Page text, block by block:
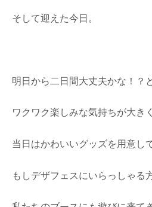
そして迎えた今日。
明日から二日間大丈夫かな！？
ワクワク楽しみな気持ちが大き
当日はかわいいグッズを用意し
もしデザフェスにいらっしゃる